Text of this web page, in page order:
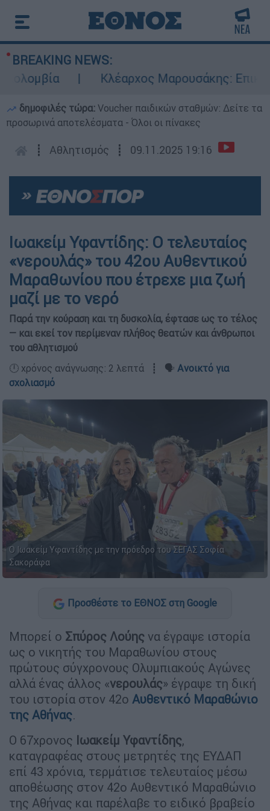
BREAKING NEWS:
Κλέαρχος Μαρουσάκης:
δημοφιλές τώρα: Voucher παιδικών σταθμών: Δείτε τα
προσωρινά αποτελέσματα - Όλοι οι πίνακες
┋ Αθλητισμός ┋ 09.11.2025 19:16
Ιωακείμ Υφαντίδης: Ο τελευταίος
«νερουλάς» του 42ου Αυθεντικού
Μαραθωνίου που έτρεχε μια ζωή
μαζί με το νερό
Παρά την κούραση και τη δυσκολία, έφτασε ως το τέλος
— και εκεί τον περίμεναν πλήθος θεατών και άνθρωποι
του αθλητισμού
🕛 χρόνος ανάγνωσης: 2 λεπτά ┋ 🗣️ Ανοικτό για
σχολιασμό
Ο Ιωακείμ Υφαντίδης με την πρόεδρο του ΣΕΓΑΣ Σοφία
Σακοράφα
Προσθέστε το ΕΘΝΟΣ στη Google
Μπορεί ο Σπύρος Λούης να έγραψε ιστορία
ως ο νικητής του Μαραθωνίου στους
πρώτους σύγχρονους Ολυμπιακούς Αγώνες
αλλά ένας άλλος «νερουλάς» έγραψε τη δική
του ιστορία στον 42ο Αυθεντικό Μαραθώνιο
της Αθήνας.
Ο 67χρονος Ιωακείμ Υφαντίδης,
καταγραφέας στους μετρητές της ΕΥΔΑΠ
επί 43 χρόνια, τερμάτισε τελευταίος μέσω
αποθέωσης στον 42ο Αυθεντικό Μαραθώνιο
της Αθήνας και παρέλαβε το ειδικό βραβείο